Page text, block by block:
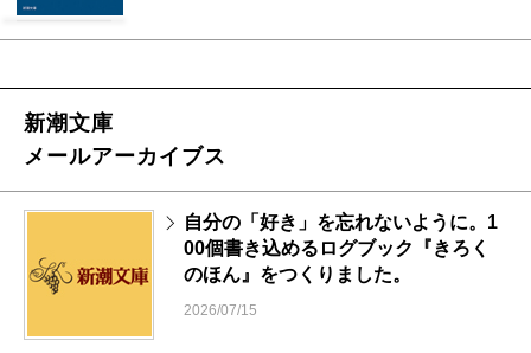
新潮文庫
メールアーカイブス
自分の「好き」を忘れないように。1
00個書き込めるログブック『きろく
のほん』をつくりました。
2026/07/15